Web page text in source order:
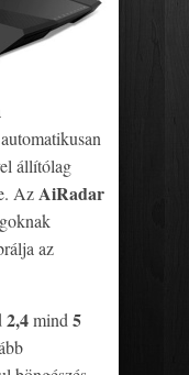
állítólag
AzAiRadar
az
2,4mind5